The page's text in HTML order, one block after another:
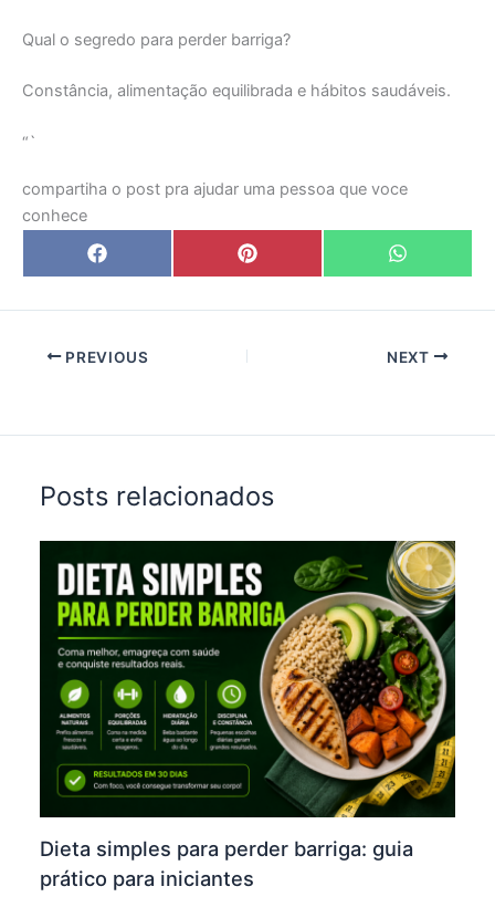
Qual o segredo para perder barriga?
Constância, alimentação equilibrada e hábitos saudáveis.
“`
compartiha o post pra ajudar uma pessoa que voce
conhece
Share
on
F
a
e
o
k
Share
on
P
i
t
Share
on
W
h
t
p
p
PREVIOUS NEXT
Posts relacionados
Dieta simples para perder barriga: guia
prático para iniciantes